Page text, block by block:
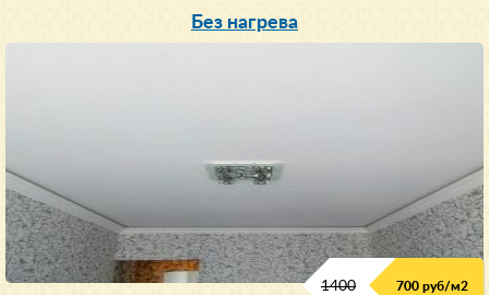
Без нагрева
1400 700 руб/м2